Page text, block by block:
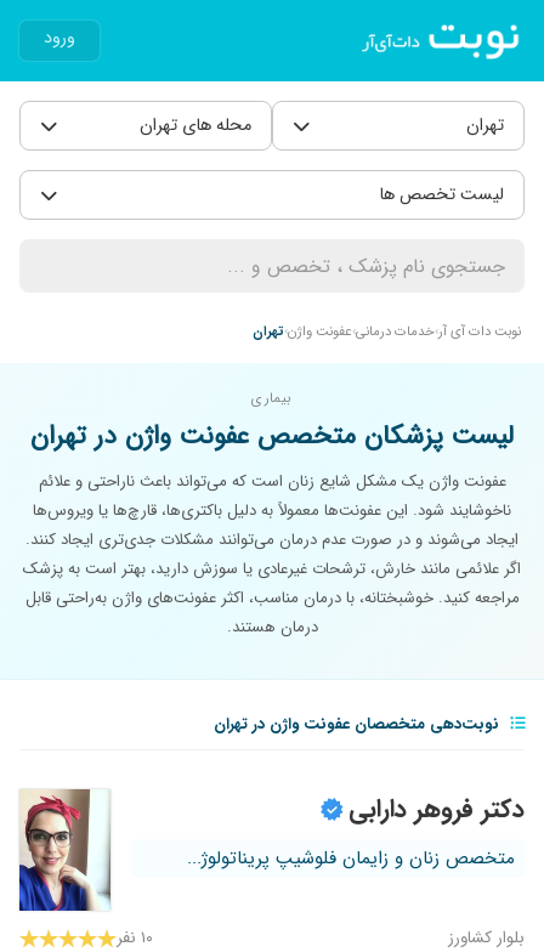
ورود
تهران محله های تهران
لیست تخصص ها
نوبت دات آی آر خدمات درمانی عفونت واژن تهران
بیماری
لیست پزشکان متخصص عفونت واژن در تهران
عفونت واژن یک مشکل شایع زنان است که می‌تواند باعث ناراحتی و علائم
ناخوشایند شود. این عفونت‌ها معمولاً به دلیل باکتری‌ها، قارچ‌ها یا ویروس‌ها
ایجاد می‌شوند و در صورت عدم درمان می‌توانند مشکلات جدی‌تری ایجاد کنند.
اگر علائمی مانند خارش، ترشحات غیرعادی یا سوزش دارید، بهتر است به پزشک
مراجعه کنید. خوشبختانه، با درمان مناسب، اکثر عفونت‌های واژن به‌راحتی قابل
درمان هستند.
نوبت‌دهی متخصصان عفونت واژن در تهران
دکتر فروهر دارابی
متخصص زنان و زایمان فلوشیپ پریناتولوژ...
بلوار کشاورز ۱۰ نفر